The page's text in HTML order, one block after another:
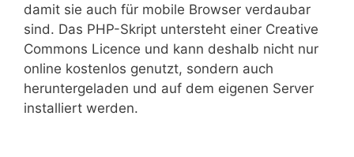
damit sie auch für mobile Browser verdaubar
sind. Das PHP-Skript untersteht einer Creative
Commons Licence und kann deshalb nicht nur
online kostenlos genutzt, sondern auch
heruntergeladen und auf dem eigenen Server
installiert werden.